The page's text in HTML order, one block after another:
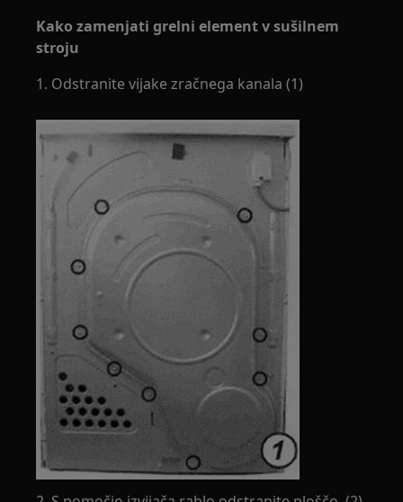
Kako zamenjati grelni element v sušilnem
stroju
1. Odstranite vijake zračnega kanala (1)